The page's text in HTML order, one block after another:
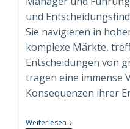
und
Sie navigieren in
komplexe Märkte,
Entscheidungen von
tragen eine immense
Konsequenzen ihrer
Weiterlesen Testosteron,